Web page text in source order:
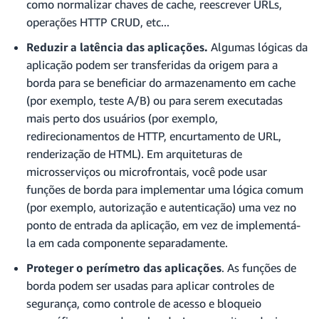
como normalizar chaves de cache, reescrever URLs,
operações HTTP CRUD, etc...
Reduzir a latência das aplicações. Algumas lógicas da
aplicação podem ser transferidas da origem para a
borda para se beneficiar do armazenamento em cache
(por exemplo, teste A/B) ou para serem executadas
mais perto dos usuários (por exemplo,
redirecionamentos de HTTP, encurtamento de URL,
renderização de HTML). Em arquiteturas de
microsserviços ou microfrontais, você pode usar
funções de borda para implementar uma lógica comum
(por exemplo, autorização e autenticação) uma vez no
ponto de entrada da aplicação, em vez de implementá-
la em cada componente separadamente.
Proteger o perímetro das aplicações. As funções de
borda podem ser usadas para aplicar controles de
segurança, como controle de acesso e bloqueio